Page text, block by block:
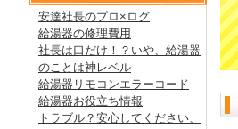
安達社長のプロ×ログ
給湯器の修理費用
社長は口だけ！？いや、給湯器
のことは神レベル
給湯器リモコンエラーコード
給湯器お役立ち情報
トラブル？安心してください、